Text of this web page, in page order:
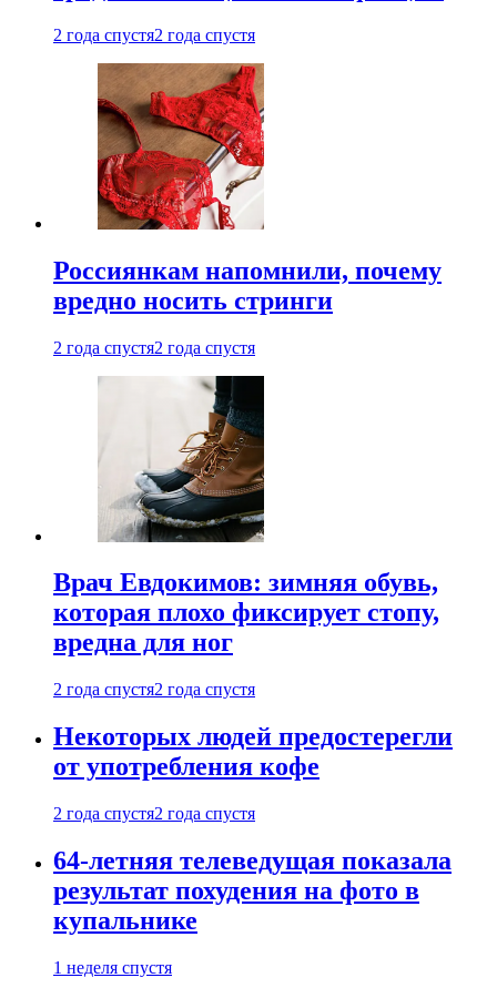
2 года спустя2 года спустя
Россиянкам напомнили, почему
вредно носить стринги
2 года спустя2 года спустя
Врач Евдокимов: зимняя обувь,
которая плохо фиксирует стопу,
вредна для ног
2 года спустя2 года спустя
Некоторых людей предостерегли
от употребления кофе
2 года спустя2 года спустя
64-летняя телеведущая показала
результат похудения на фото в
купальнике
1 неделя спустя